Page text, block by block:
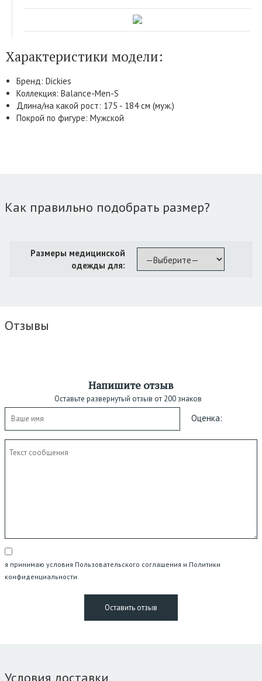
Характеристики модели:
Бренд: Dickies
Коллекция: Balance-Men-S
Длина/на какой рост: 175 - 184 см (муж.)
Покрой по фигуре: Мужской
Как правильно подобрать размер?
Размеры медицинской
одежды для:
Отзывы
Напишите отзыв
Оставьте развернутый отзыв от 200 знаков
Оценка:
я принимаю условия Пользовательского соглашения и Политики
конфиденциальности
Условия доставки